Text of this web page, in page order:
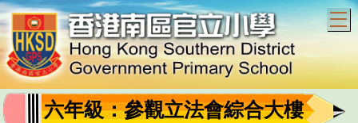
六年級：參觀立法會綜合大樓